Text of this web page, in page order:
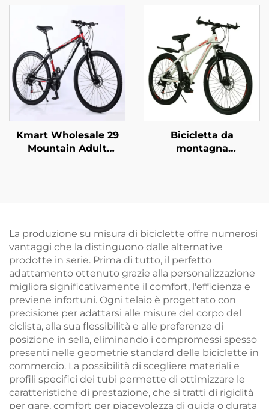
acciaio Singola
velocità & Freno a
pedale posteriore
Design semplice e
sicuro per ragazzi e
ragazze
cambio a velocità
variabile, per neve,
strada, auto,
uomo/donna, con
forcella in acciaio,
pedali normali e
pieghevole
Kmart Wholesale 29
Mountain Adult
ordinario
Bicicletta da
montagna
acciaio, fuoristrada
La produzione su misura di biciclette offre numerosi
vantaggi che la distinguono dalle alternative
prodotte in serie. Prima di tutto, il perfetto
adattamento ottenuto grazie alla personalizzazione
migliora significativamente il comfort, l'efficienza e
previene infortuni. Ogni telaio è progettato con
precisione per adattarsi alle misure del corpo del
ciclista, alla sua flessibilità e alle preferenze di
posizione in sella, eliminando i compromessi spesso
presenti nelle geometrie standard delle biciclette in
commercio. La possibilità di scegliere materiali e
profili specifici dei tubi permette di ottimizzare le
caratteristiche di prestazione, che si tratti di rigidità
per gare, comfort per piacevolezza di guida o durata